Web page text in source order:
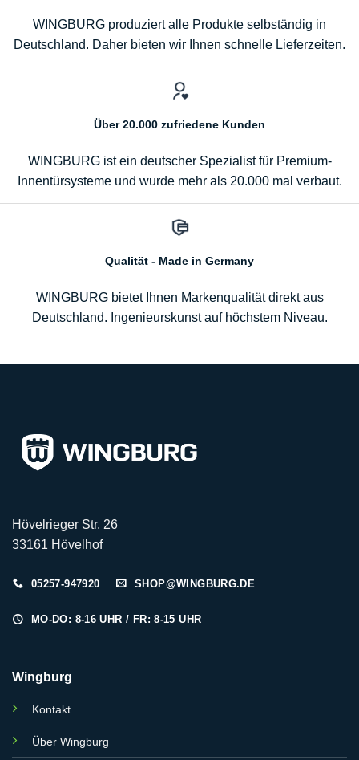
WINGBURG produziert alle Produkte selbständig in
Deutschland. Daher bieten wir Ihnen schnelle Lieferzeiten.
Über 20.000 zufriedene Kunden
WINGBURG ist ein deutscher Spezialist für Premium-
Innentürsysteme und wurde mehr als 20.000 mal verbaut.
Qualität - Made in Germany
WINGBURG bietet Ihnen Markenqualität direkt aus
Deutschland. Ingenieurskunst auf höchstem Niveau.
Hövelrieger Str. 26
33161 Hövelhof
05257-947920 SHOP@WINGBURG.DE
MO-DO: 8-16 UHR / FR: 8-15 UHR
Wingburg
Kontakt
Über Wingburg